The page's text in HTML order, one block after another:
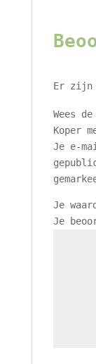
Er zijn
Wees
Koper
Je e-
Je
Je